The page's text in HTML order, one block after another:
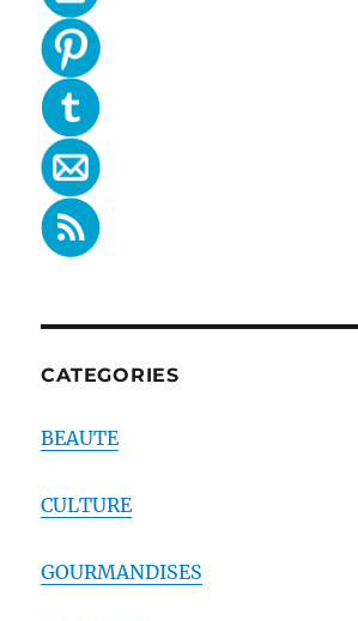
CATEGORIES
BEAUTE
CULTURE
GOURMANDISES